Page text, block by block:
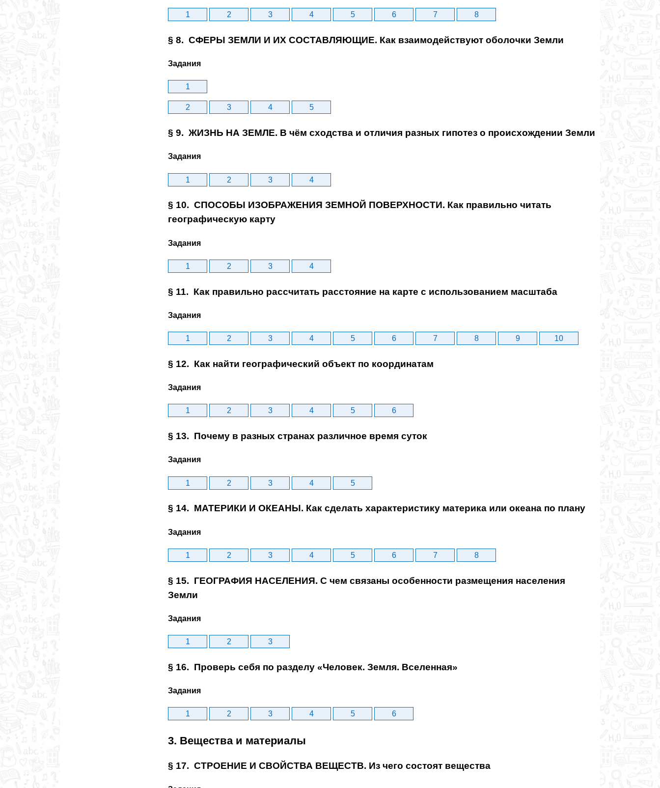
1 2 3 4 5 6 7 8
§ 8. СФЕРЫ ЗЕМЛИ И ИХ СОСТАВЛЯЮЩИЕ. Как взаимодействуют оболочки Земли
Задания
1
2 3 4 5
§ 9. ЖИЗНЬ НА ЗЕМЛЕ. В чём сходства и отличия разных гипотез о происхождении Земли
Задания
1 2 3 4
§ 10. СПОСОБЫ ИЗОБРАЖЕНИЯ ЗЕМНОЙ ПОВЕРХНОСТИ. Как правильно читать
географическую карту
Задания
1 2 3 4
§ 11. Как правильно рассчитать расстояние на карте с использованием масштаба
Задания
1 2 3 4 5 6 7 8 9 10
§ 12. Как найти географический объект по координатам
Задания
1 2 3 4 5 6
§ 13. Почему в разных странах различное время суток
Задания
1 2 3 4 5
§ 14. МАТЕРИКИ И ОКЕАНЫ. Как сделать характеристику материка или океана по плану
Задания
1 2 3 4 5 6 7 8
§ 15. ГЕОГРАФИЯ НАСЕЛЕНИЯ. С чем связаны особенности размещения населения
Земли
Задания
1 2 3
§ 16. Проверь себя по разделу «Человек. Земля. Вселенная»
Задания
1 2 3 4 5 6
3. Вещества и материалы
§ 17. СТРОЕНИЕ И СВОЙСТВА ВЕЩЕСТВ. Из чего состоят вещества